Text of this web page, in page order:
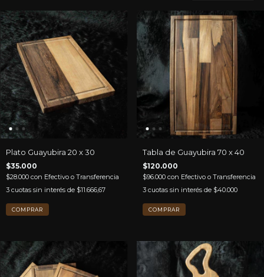
Plato Guayubira 20 x 30
$35.000
$28.000 con Efectivo o Transferencia
3 cuotas sin interés de $11.666,67
Tabla de Guayubira 70 x 40
$120.000
$96.000 con Efectivo o Transferencia
3 cuotas sin interés de $40.000